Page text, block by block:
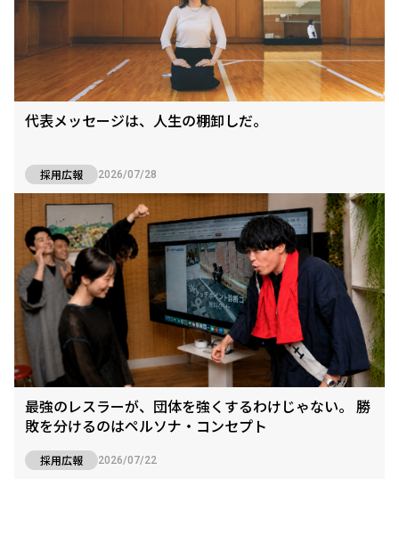
代表メッセージは、人生の棚卸しだ。
採用広報 2026/07/28
最強のレスラーが、団体を強くするわけじゃない。 勝
敗を分けるのはペルソナ・コンセプト
採用広報 2026/07/22